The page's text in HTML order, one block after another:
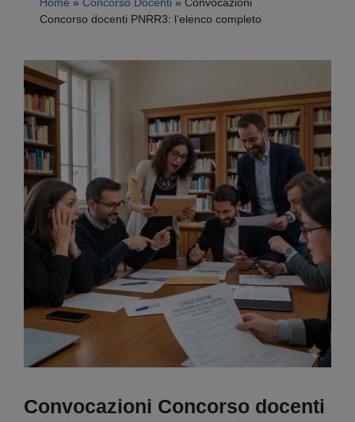
Concorso docenti PNRR3: l’elenco completo
Convocazioni Concorso docenti